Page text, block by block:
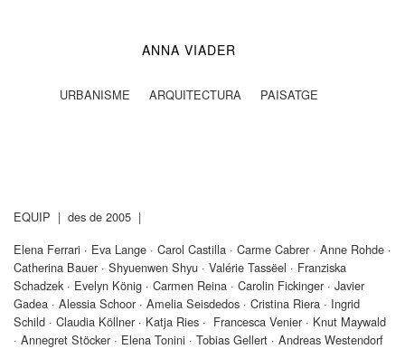
ANNA VIADER
URBANISME ARQUITECTURA PAISATGE
EQUIP | des de 2005 |
Elena Ferrari · Eva Lange · Carol Castilla · Carme Cabrer · Anne Rohde ·
Catherina Bauer · Shyuenwen Shyu · Valérie Tassëel · Franziska
Schadzek · Evelyn König · Carmen Reina · Carolin Fickinger · Javier
Gadea · Alessia Schoor · Amelia Seisdedos · Cristina Riera · Ingrid
Schild · Claudia Köllner · Katja Ries · Francesca Venier · Knut Maywald
· Annegret Stöcker · Elena Tonini · Tobias Gellert · Andreas Westendorf